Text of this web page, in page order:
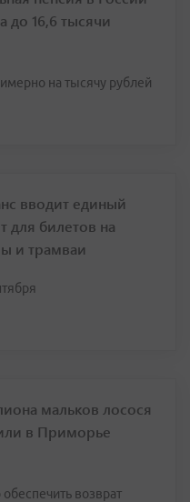
до 16,6 тысячи
на тысячу рублей
вводит единый
для билетов на
и трамваи
мальков лосося
в Приморье
возврат